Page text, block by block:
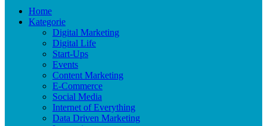
Home
Kategorie
Digital Marketing
Digital Life
Start-Ups
Events
Content Marketing
E-Commerce
Social Media
Internet of Everything
Data Driven Marketing